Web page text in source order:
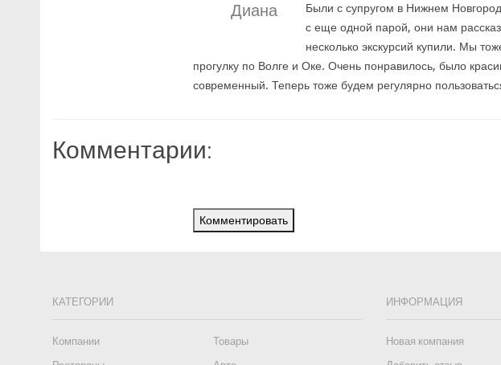
Диана
Были с супругом в Нижнем
с еще одной парой, они нам
несколько экскурсий купили. Мы
прогулку по Волге и Оке. Очень понравилось, было
современный. Теперь тоже будем регулярно
Комментарии:
Комментировать
КАТЕГОРИИ
Компании
Товары
ИНФОРМАЦИЯ
Новая компания